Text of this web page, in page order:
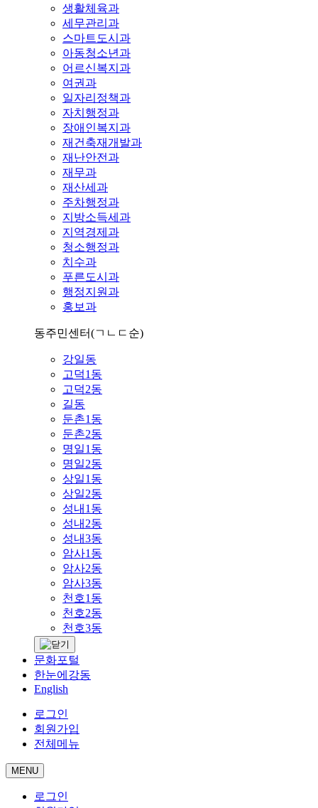
생활체육과
세무관리과
스마트도시과
아동청소년과
어르신복지과
여권과
일자리정책과
자치행정과
장애인복지과
재건축재개발과
재난안전과
재무과
재산세과
주차행정과
지방소득세과
지역경제과
청소행정과
치수과
푸른도시과
행정지원과
홍보과
동주민센터(ㄱㄴㄷ순)
강일동
고덕1동
고덕2동
길동
둔촌1동
둔촌2동
명일1동
명일2동
상일1동
상일2동
성내1동
성내2동
성내3동
암사1동
암사2동
암사3동
천호1동
천호2동
천호3동
문화포털
한눈에강동
English
로그인
회원가입
전체메뉴
MENU
로그인